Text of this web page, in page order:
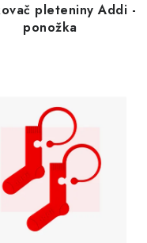
pleteniny Addi -
ponožka